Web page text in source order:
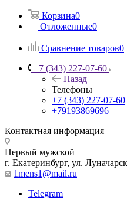
Корзина0
Отложенные0
Сравнение товаров0
+7 (343) 227-07-60
Назад
Телефоны
+7 (343) 227-07-60
+79193869696
Контактная информация
Первый мужской
г. Екатеринбург, ул.
1mens1@mail.ru
Telegram